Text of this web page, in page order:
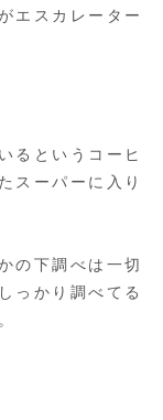
エスカレーター
るというコーヒ
スーパーに入り
の下調べは一切
っかり調べてる